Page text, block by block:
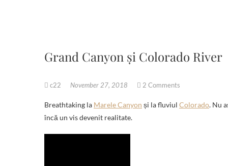
Grand Canyon și Colorado River
c22 November 27, 2018 2 Comments
Breathtaking la Marele Canyon și la fluviul Colorado. Nu
încă un vis devenit realitate.